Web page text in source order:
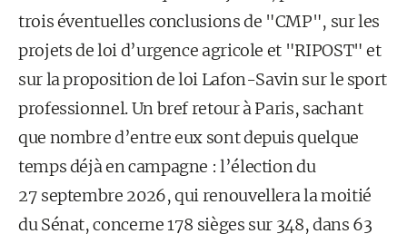
trois éventuelles conclusions de "CMP", sur les
projets de loi d’urgence agricole et "RIPOST" et
sur la proposition de loi Lafon-Savin sur le sport
professionnel. Un bref retour à Paris, sachant
que nombre d’entre eux sont depuis quelque
temps déjà en campagne : l’élection du
27 septembre 2026, qui renouvellera la moitié
du Sénat, concerne 178 sièges sur 348, dans 63